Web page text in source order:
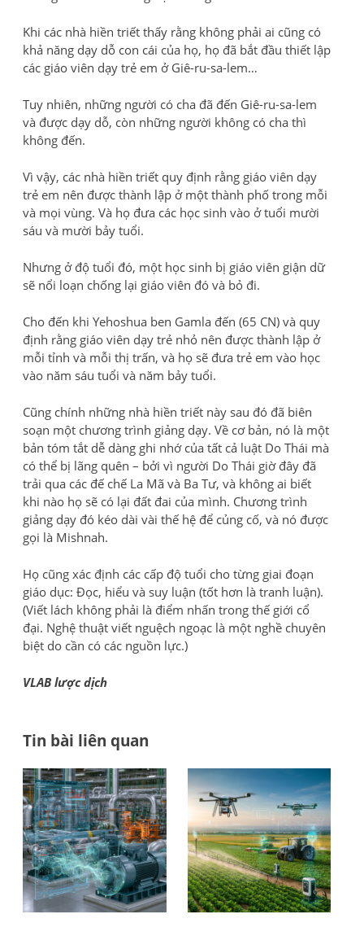
Khi các nhà hiền triết thấy rằng không phải ai cũng có
khả năng dạy dỗ con cái của họ, họ đã bắt đầu thiết lập
các giáo viên dạy trẻ em ở Giê-ru-sa-lem…
Tuy nhiên, những người có cha đã đến Giê-ru-sa-lem
và được dạy dỗ, còn những người không có cha thì
không đến.
Vì vậy, các nhà hiền triết quy định rằng giáo viên dạy
trẻ em nên được thành lập ở một thành phố trong mỗi
và mọi vùng. Và họ đưa các học sinh vào ở tuổi mười
sáu và mười bảy tuổi.
Nhưng ở độ tuổi đó, một học sinh bị giáo viên giận dữ
sẽ nổi loạn chống lại giáo viên đó và bỏ đi.
Cho đến khi Yehoshua ben Gamla đến (65 CN) và quy
định rằng giáo viên dạy trẻ nhỏ nên được thành lập ở
mỗi tỉnh và mỗi thị trấn, và họ sẽ đưa trẻ em vào học
vào năm sáu tuổi và năm bảy tuổi.
Cũng chính những nhà hiền triết này sau đó đã biên
soạn một chương trình giảng dạy. Về cơ bản, nó là một
bản tóm tắt dễ dàng ghi nhớ của tất cả luật Do Thái mà
có thể bị lãng quên – bởi vì người Do Thái giờ đây đã
trải qua các đế chế La Mã và Ba Tư, và không ai biết
khi nào họ sẽ có lại đất đai của mình. Chương trình
giảng dạy đó kéo dài vài thế hệ để củng cố, và nó được
gọi là Mishnah.
Họ cũng xác định các cấp độ tuổi cho từng giai đoạn
giáo dục: Đọc, hiểu và suy luận (tốt hơn là tranh luận).
(Viết lách không phải là điểm nhấn trong thế giới cổ
đại. Nghệ thuật viết nguệch ngoạc là một nghề chuyên
biệt do cần có các nguồn lực.)
VLAB lược dịch
Tin bài liên quan